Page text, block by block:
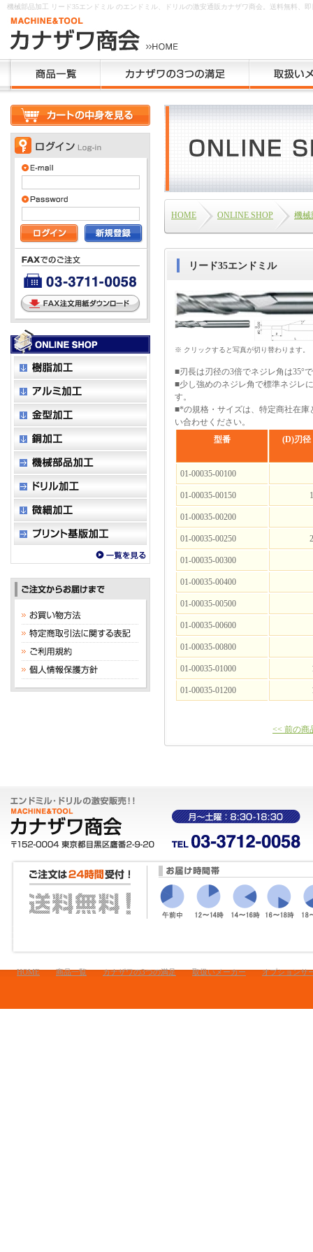
機械部品加工 リード35エンドミル のエンドミル、ドリルの激安通販カナザワ商会。送料無料、
HOME ONLINE SHOP 機械
リード35エンドミル
※ クリックすると写真が切り替わります。
■刃長は刃径の3倍でネジレ角は35°
■少し強めのネジレ角で標準ネジレ
す。
■*の規格・サイズは、特定商社在庫
い合わせください。
型番
(D)刃径
01-00035-00100
01-00035-00150
01-00035-00200
01-00035-00250
01-00035-00300
01-00035-00400
01-00035-00500
01-00035-00600
01-00035-00800
01-00035-01000
01-00035-01200
<< 前の商
HOME 商品一覧 カナザワの3つの満足 取扱いメーカー オプションサ